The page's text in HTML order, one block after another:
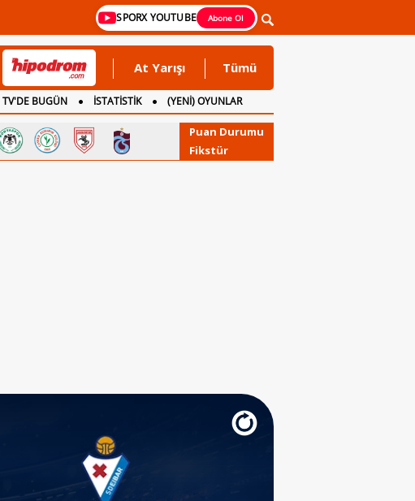
SPORX YOUTUBE Abone Ol
At Yarışı Tümü
TV'DE BUGÜN İSTATİSTİK
(YENİ) OYUNLAR
Puan Durumu
Fikstür